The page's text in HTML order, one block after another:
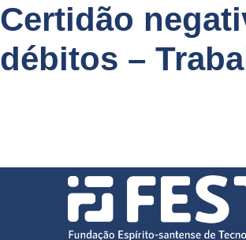
Certidão
débitos –